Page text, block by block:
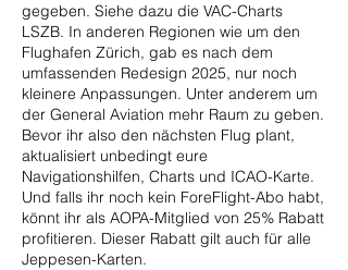
gegeben. Siehe dazu die VAC-Charts
LSZB. In anderen Regionen wie um den
Flughafen Zürich, gab es nach dem
umfassenden Redesign 2025, nur noch
kleinere Anpassungen. Unter anderem um
der General Aviation mehr Raum zu geben.
Bevor ihr also den nächsten Flug plant,
aktualisiert unbedingt eure
Navigationshilfen, Charts und ICAO-Karte.
Und falls ihr noch kein ForeFlight-Abo habt,
könnt ihr als AOPA-Mitglied von 25% Rabatt
profitieren. Dieser Rabatt gilt auch für alle
Jeppesen-Karten.